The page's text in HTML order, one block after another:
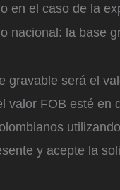
en el caso de la
nacional: la base
gravable será el
valor FOB esté en
y acepte la